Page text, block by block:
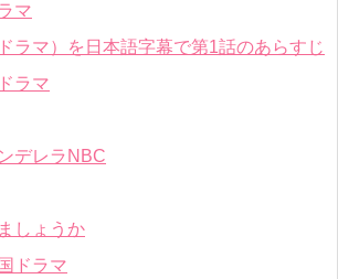
マ
ラマ）を日本語字幕で第1話のあらすじ
ラマ
デレラNBC
しょうか
ドラマ